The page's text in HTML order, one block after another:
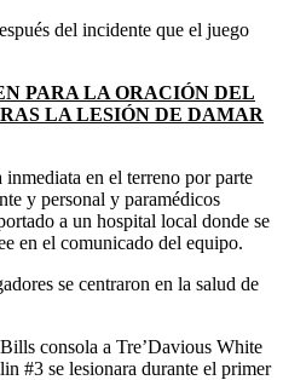
del incidente que el juego
PARA LA ORACIÓN DEL
LA LESIÓN DE DAMAR
en el terreno por parte
y personal y paramédicos
a un hospital local donde se
en el comunicado del equipo.
se centraron en la salud de
consola a Tre’Davious White
#3 se lesionara durante el primer